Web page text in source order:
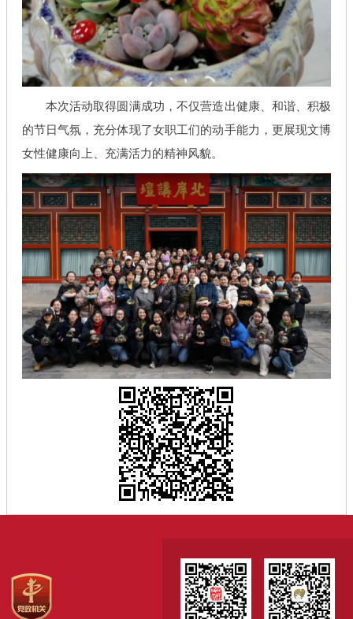
本次活动取得圆满成功，不仅营造出健康、和谐、积极
的节日气氛，充分体现了女职工们的动手能力，更展现文博
女性健康向上、充满活力的精神风貌。